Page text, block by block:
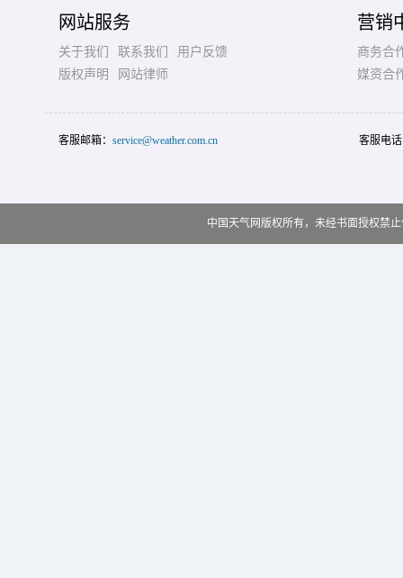
网站服务
关于我们 联系我们
用户反馈
版权声明
网站律师
营销
商务合
媒资合
客服邮箱： service@weather.com.cn 客服电
中国天气网版权所有，未经书面授权